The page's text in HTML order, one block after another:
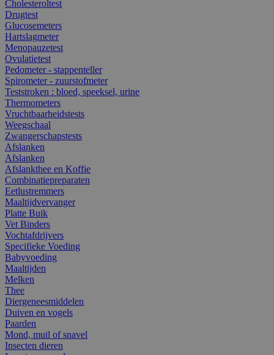
Cholesteroltest
Drugtest
Glucosemeters
Hartslagmeter
Menopauzetest
Ovulatietest
Pedometer - stappenteller
Spirometer - zuurstofmeter
Teststroken : bloed, speeksel, urine
Thermometers
Vruchtbaarheidstests
Weegschaal
Zwangerschapstests
Afslanken
Afslanken
Afslankthee en Koffie
Combinatiepreparaten
Eetlustremmers
Maaltijdvervanger
Platte Buik
Vet Binders
Vochtafdrijvers
Specifieke Voeding
Babyvoeding
Maaltijden
Melken
Thee
Diergeneesmiddelen
Duiven en vogels
Paarden
Mond, muil of snavel
Insecten dieren